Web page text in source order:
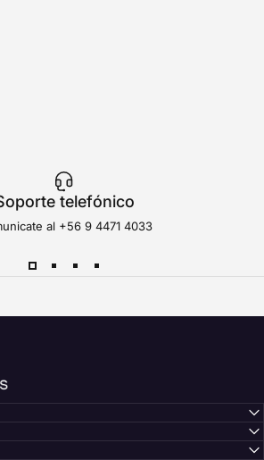
telefónico
al +56 9 4471 4033